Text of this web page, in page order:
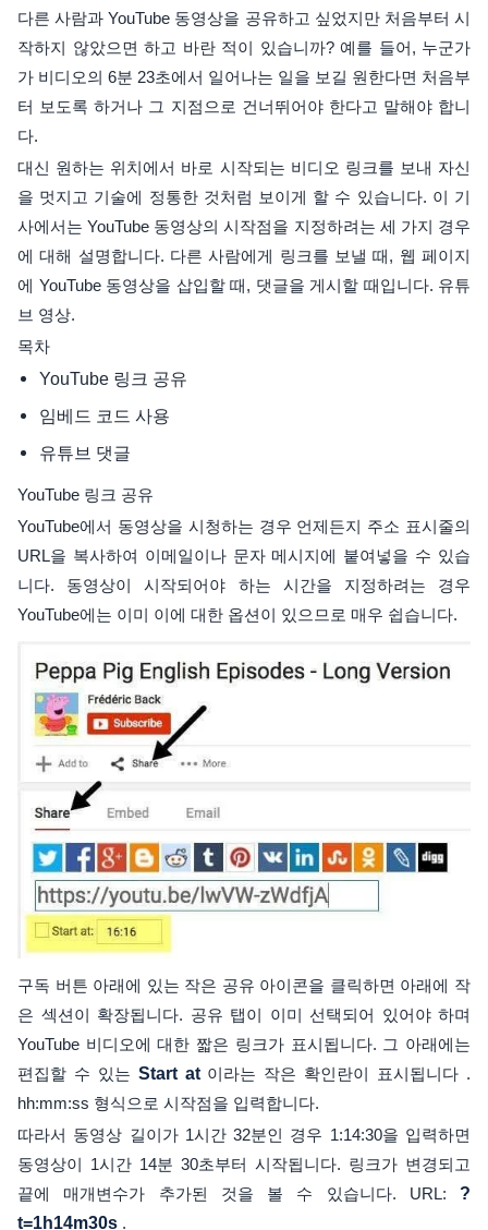
다른 사람과 YouTube 동영상을 공유하고 싶었지만 처음부터 시
작하지 않았으면 하고 바란 적이 있습니까? 예를 들어, 누군가
가 비디오의 6분 23초에서 일어나는 일을 보길 원한다면 처음부
터 보도록 하거나 그 지점으로 건너뛰어야 한다고 말해야 합니
다.
대신 원하는 위치에서 바로 시작되는 비디오 링크를 보내 자신
을 멋지고 기술에 정통한 것처럼 보이게 할 수 있습니다. 이 기
사에서는 YouTube 동영상의 시작점을 지정하려는 세 가지 경우
에 대해 설명합니다. 다른 사람에게 링크를 보낼 때, 웹 페이지
에 YouTube 동영상을 삽입할 때, 댓글을 게시할 때입니다. 유튜
브 영상.
목차
YouTube 링크 공유
임베드 코드 사용
유튜브 댓글
YouTube 링크 공유
YouTube에서 동영상을 시청하는 경우 언제든지 주소 표시줄의
URL을 복사하여 이메일이나 문자 메시지에 붙여넣을 수 있습
니다. 동영상이 시작되어야 하는 시간을 지정하려는 경우
YouTube에는 이미 이에 대한 옵션이 있으므로 매우 쉽습니다.
구독 버튼 아래에 있는 작은 공유 아이콘을 클릭하면 아래에 작
은 섹션이 확장됩니다. 공유 탭이 이미 선택되어 있어야 하며
YouTube 비디오에 대한 짧은 링크가 표시됩니다. 그 아래에는
편집할 수 있는 Start at이라는 작은 확인란이 표시됩니다 .
hh:mm:ss 형식으로 시작점을 입력합니다.
따라서 동영상 길이가 1시간 32분인 경우 1:14:30을 입력하면
동영상이 1시간 14분 30초부터 시작됩니다. 링크가 변경되고
끝에 매개변수가 추가된 것을 볼 수 있습니다. URL: ?
t=1h14m30s .